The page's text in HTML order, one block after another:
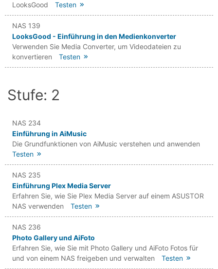
LooksGood
Testen
NAS 139
LooksGood - Einführung in den Medienkonverter
Verwenden Sie Media Converter, um Videodateien zu
konvertieren
Testen
Stufe: 2
NAS 234
Einführung in AiMusic
Die Grundfunktionen von AiMusic verstehen und anwenden
Testen
NAS 235
Einführung Plex Media Server
Erfahren Sie, wie Sie Plex Media Server auf einem ASUSTOR
NAS verwenden
Testen
NAS 236
Photo Gallery und AiFoto
Erfahren Sie, wie Sie mit Photo Gallery und AiFoto Fotos für
und von einem NAS freigeben und verwalten
Testen